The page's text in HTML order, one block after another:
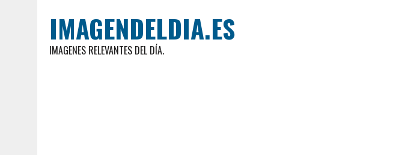
IMAGENDELDIA.ES
IMAGENES RELEVANTES DEL DÍA.